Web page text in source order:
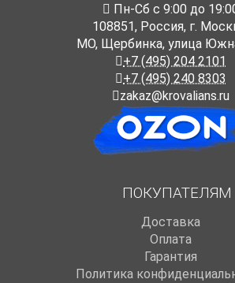
Пн-Cб с 9:00 до
108851, Россия, г.
МО, Щербинка, улица
+7 (495) 204 2101
+7 (495) 240 8303
zakaz@krovalians.ru
ПОКУПАТЕЛЯМ
Доставка
Оплата
Гарантия
Политика